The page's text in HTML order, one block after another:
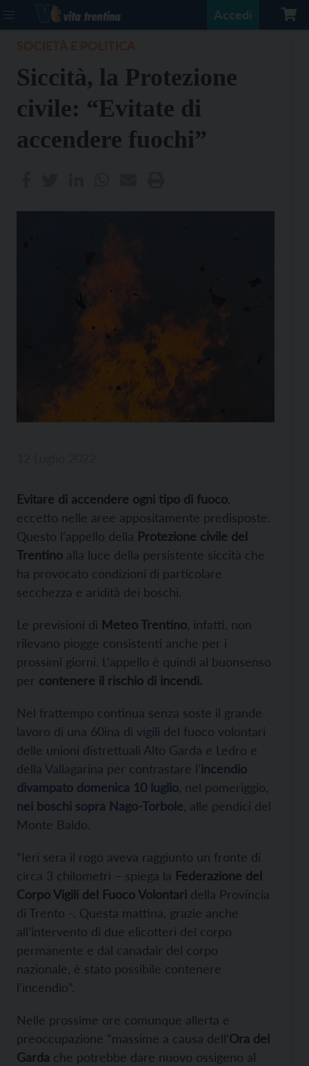
Accedi
Siccità, la Protezione
civile: “Evitate di
accendere fuochi”
Evitare di accendere ogni tipo di fuoco
eccetto nelle aree appositamente predisposte.
Questo l’appello della Protezione civile del
Trentino alla luce della persistente siccità che
ha provocato condizioni di particolare
secchezza e aridità dei boschi.
Le previsioni di Meteo Trentino , infatti, non
rilevano piogge consistenti anche per i
prossimi giorni. L’appello è quindi al buonsenso
per contenere il rischio di incendi.
Nel frattempo continua senza soste il grande
lavoro di una 60ina di vigili del fuoco volontari
delle unioni distrettuali Alto Garda e Ledro e
della Vallagarina per contrastare l’incendio
divampato domenica 10 luglio, nel pomeriggio,
nei boschi sopra Nago-Torbole, alle pendici del
Monte Baldo.
“Ieri sera il rogo aveva raggiunto un fronte di
circa 3 chilometri – spiega la Federazione del
Corpo Vigili del Fuoco Volontari della Provincia
di Trento -. Questa mattina, grazie anche
all’intervento di due elicotteri del corpo
permanente e dal canadair del corpo
nazionale, è stato possibile contenere
l’incendio”.
Nelle prossime ore comunque allerta e
preoccupazione “massime a causa dell’Ora del
Garda che potrebbe dare nuovo ossigeno al